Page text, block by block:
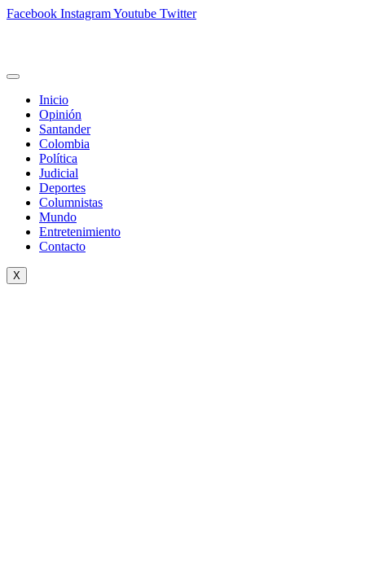
Facebook InstagramYoutube Twitter
Inicio
Opinión
Santander
Colombia
Política
Judicial
Deportes
Columnistas
Mundo
Entretenimiento
Contacto
X